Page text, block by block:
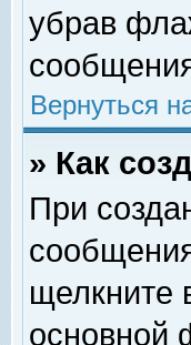
убрав
Вернуться
» Как
При
щелкните
основной